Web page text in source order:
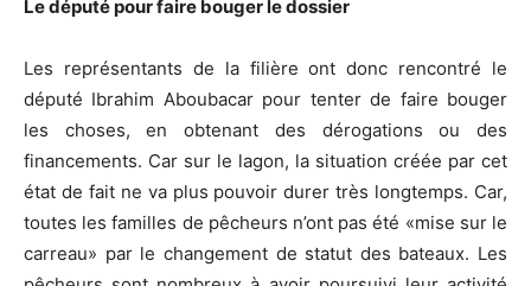
Le député pour faire bouger le dossier
Les représentants de la filière ont donc rencontré le
député Ibrahim Aboubacar pour tenter de faire bouger
les choses, en obtenant des dérogations ou des
financements. Car sur le lagon, la situation créée par cet
état de fait ne va plus pouvoir durer très longtemps. Car,
toutes les familles de pêcheurs n’ont pas été «mise sur le
carreau» par le changement de statut des bateaux. Les